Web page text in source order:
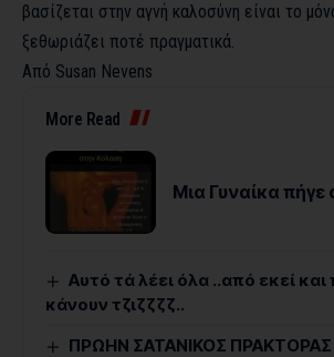
βασίζεται στην αγνή καλοσύνη είναι το
ξεθωριάζει ποτέ πραγματικά.
Από Susan Nevens
More Read
Μια Γυναίκα
Αυτό τά λέει όλα ..από εκεί
κάνουν τζιζζζζ..
ΠΡΩΗΝ ΣΑΤΑΝΙΚΟΣ ΠΡΑΚΤΟΡΑΣ